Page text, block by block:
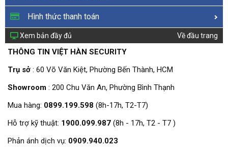
Hình thức thanh toán
Xem bản đầy đủ Về đầu trang
THÔNG TIN VIỆT HÀN SECURITY
Trụ sở : 60 Võ Văn Kiệt, Phường Bến Thành, HCM
Showroom : 200 Chu Văn An, Phường Bình Thạnh
Mua hàng: 0899.199.598 (8h-17h, T2-T7)
Hỗ trợ kỹ thuật: 1900.099.987 (8h - 17h, T2 - T7 )
Phản ánh dịch vụ: 0909.940.023